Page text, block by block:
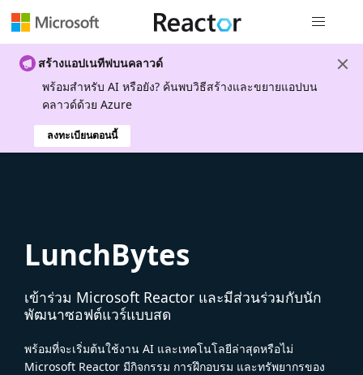
สร้างแอปเนทีฟบนคลาวด์
พร้อมสําหรับ AI หรือยัง? ค้นพบวิธีสร้างและขยายแอปบน
คลาวด์ด้วย Azure
ลงทะเบียนตอนนี้
LunchBytes
เข้าร่วม Microsoft Reactor และมีส่วนร่วมกับนัก
พัฒนาซอฟต์แวร์แบบสด
พร้อมที่จะเริ่มต้นใช้งาน AI และเทคโนโลยีล่าสุดหรือไม่
Microsoft Reactor มีกิจกรรม การฝึกอบรม และทรัพยากรของ